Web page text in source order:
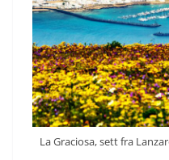
La Graciosa, sett fra